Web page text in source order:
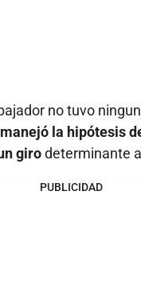
no tuvo
manejó la hipótesis
girodeterminante
PUBLICIDAD